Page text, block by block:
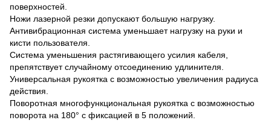
поверхностей.
Ножи лазерной резки допускают большую нагрузку.
Антивибрационная система уменьшает нагрузку на руки и
кисти пользователя.
Система уменьшения растягивающего усилия кабеля,
препятствует случайному отсоединению удлинителя.
Универсальная рукоятка с возможностью увеличения радиуса
действия.
Поворотная многофункциональная рукоятка с возможностью
поворота на 180° с фиксацией в 5 положений.